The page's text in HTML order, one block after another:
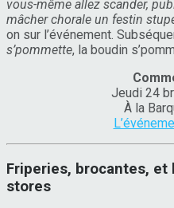
vous-même allez scander,
mâcher chorale un festin
on sur l’événement.
s’pommette, la boudin
Jeudi 24
À la
Friperies, brocantes,
stores